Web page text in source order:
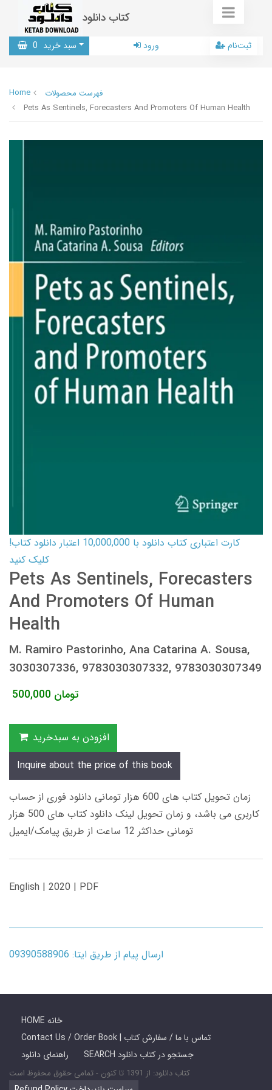
کتاب دانلود
سبد خرید 0 ورود ثبت‌نام
Home
فهرست محصولات
Pets As Sentinels, Forecasters And Promoters Of Human Health
کارت اعتباری کتاب دانلود با 10,000,000 اعتبار دانلود کتاب!
کلیک کنید
Pets As Sentinels, Forecasters
And Promoters Of Human
Health
M. Ramiro Pastorinho, Ana Catarina A. Sousa,
3030307336, 9783030307332, 9783030307349
500,000 تومان
افزودن به سبدخرید
Inquire about the price of this book
زمان تحویل کتاب های 600 هزار تومانی دانلود فوری از حساب
کاربری می باشد، و زمان تحویل لینک دانلود کتاب های 500 هزار
تومانی حداکثر 12 ساعت از طریق پیامک/ایمیل
English | 2020 | PDF
ارسال پیام از طریق ایتا: 09390588906
HOME خانه
Contact Us / Order Book | تماس با ما / سفارش کتاب
راهنمای دانلود
SEARCH جستجو در کتاب دانلود
کتاب دانلود: از 1391 تا کنون - تمامی حقوق محفوظ است